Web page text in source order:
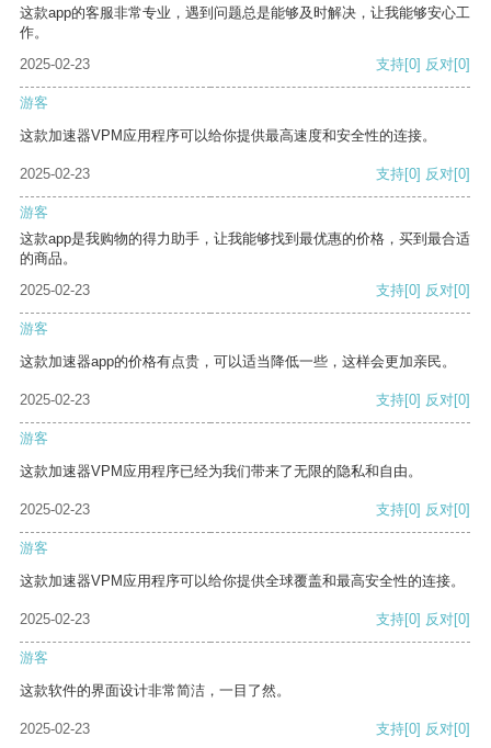
这款app的客服非常专业，遇到问题总是能够及时解决，让我能够安心工
作。
2025-02-23
支持[0] 反对[0]
游客
这款加速器VPM应用程序可以给你提供最高速度和安全性的连接。
2025-02-23 支持[0] 反对[0]
游客
这款app是我购物的得力助手，让我能够找到最优惠的价格，买到最合适
的商品。
2025-02-23
支持[0] 反对[0]
游客
这款加速器app的价格有点贵，可以适当降低一些，这样会更加亲民。
2025-02-23 支持[0] 反对[0]
游客
这款加速器VPM应用程序已经为我们带来了无限的隐私和自由。
2025-02-23 支持[0] 反对[0]
游客
这款加速器VPM应用程序可以给你提供全球覆盖和最高安全性的连接。
2025-02-23 支持[0] 反对[0]
游客
这款软件的界面设计非常简洁，一目了然。
2025-02-23 支持[0] 反对[0]